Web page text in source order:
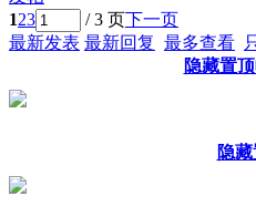
123 / 3 页下一页
最新发表 最新回复 最多查看
隐藏置
隐